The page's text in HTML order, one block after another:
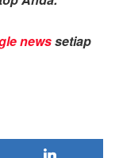
newssetiap